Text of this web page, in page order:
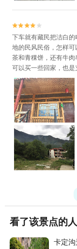


下车就有藏民把洁白
地的民风民俗，怎样
茶和青稞饼，还有牛
可以买一些回家，也是
看了该景点的
卡定沟